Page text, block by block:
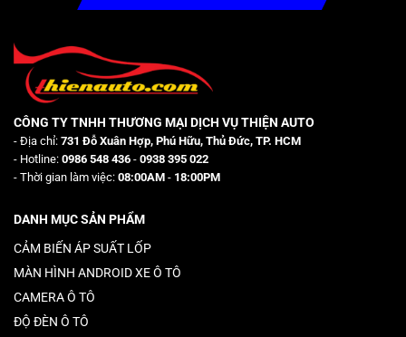
CÔNG TY TNHH THƯƠNG MẠI DỊCH VỤ THIỆN AUTO
- Địa chỉ: 731 Đỗ Xuân Hợp, Phú Hữu, Thủ Đức, TP. HCM
- Hotline: 0986 548 436 - 0938 395 022
- Thời gian làm việc: 08:00AM - 18:00PM
DANH MỤC SẢN PHẨM
CẢM BIẾN ÁP SUẤT LỐP
MÀN HÌNH ANDROID XE Ô TÔ
CAMERA Ô TÔ
ĐỘ ĐÈN Ô TÔ